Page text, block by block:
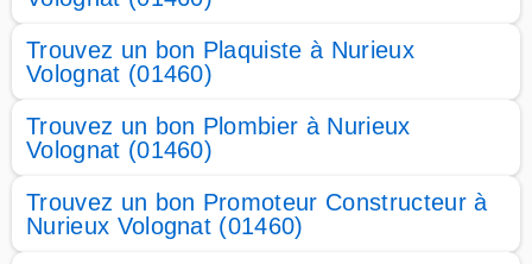
Trouvez un bon Plaquiste à Nurieux
Volognat (01460)
Trouvez un bon Plombier à Nurieux
Volognat (01460)
Trouvez un bon Promoteur Constructeur à
Nurieux Volognat (01460)